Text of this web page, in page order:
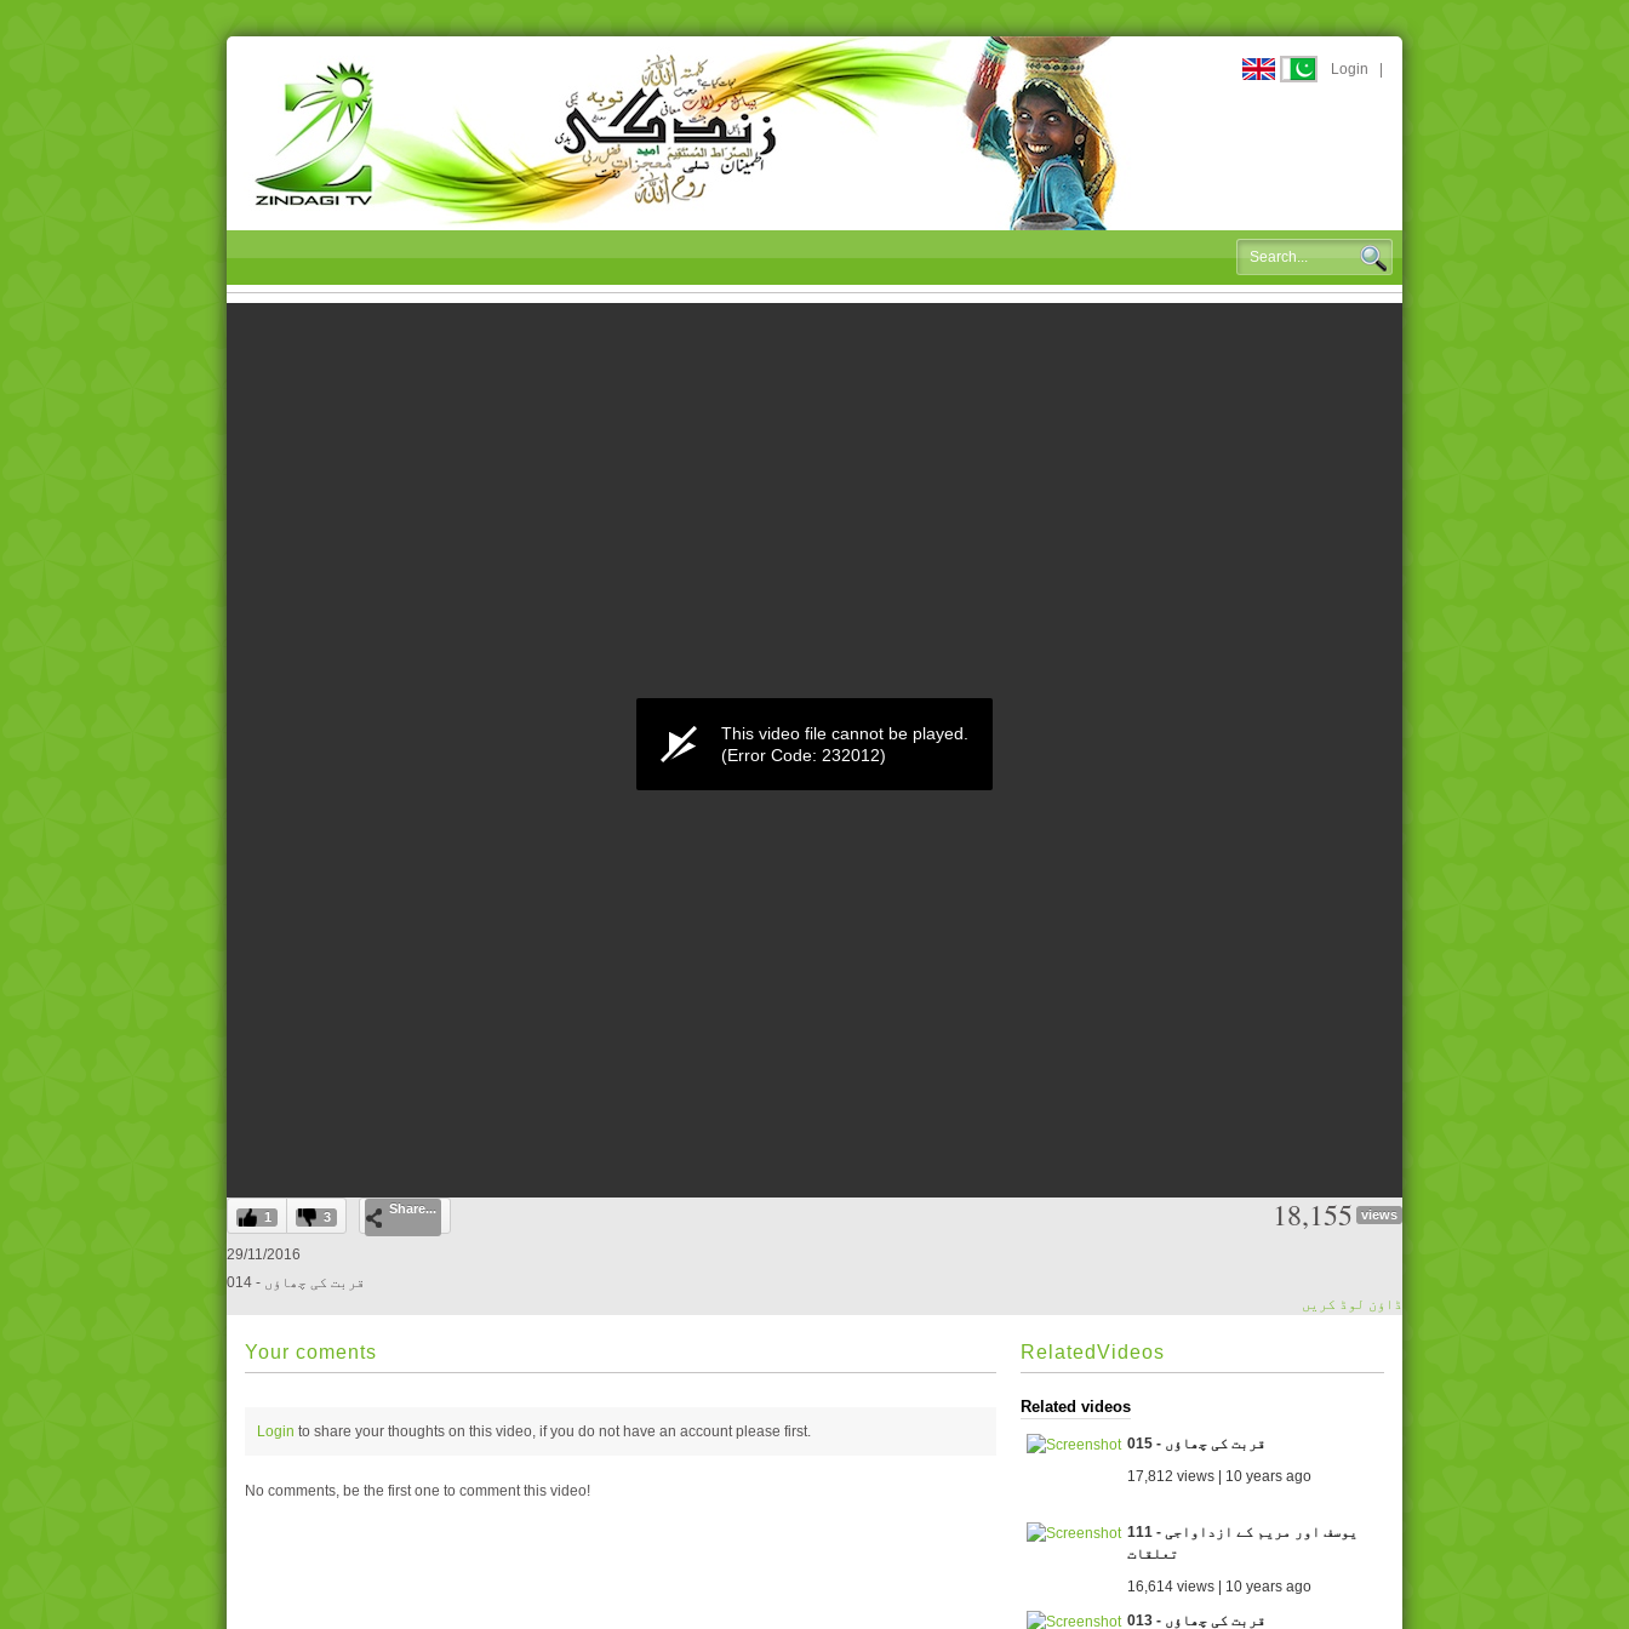
Login
0
seconds
of
0
0%
This video file cannot be played.
(Error Code: 232012)
1 3
Share... 18,155 views
29/11/2016
014 - قربت کی چھاؤں
ڈاؤن لوڈ کریں
Your coments
Login to share your thoughts on this video, if you do not have an account please first.
No comments, be the first one to comment this video!
RelatedVideos
Related videos
015 - قربت کی چھاؤں
17,812 views | 10 years ago
111 - یوسف اور مریم کے ازداواجی
تعلقات
16,614 views | 10 years ago
013 - قربت کی چھاؤں